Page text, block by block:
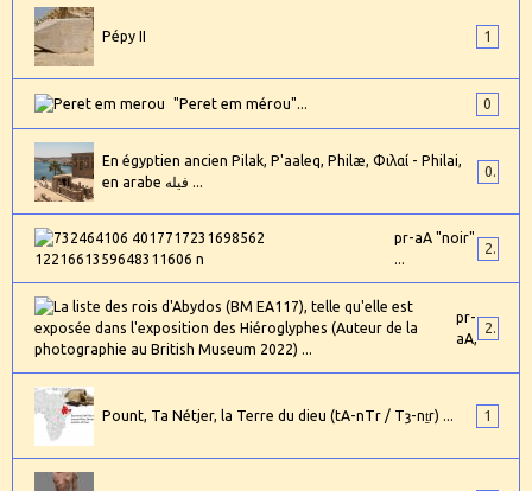
Pépy II 1
"Peret em mérou"... 0
En égyptien ancien Pilak, P'aaleq, Philæ, Φιλαί - Philai,
en arabe فيله ...
0
pr-aA "noir"
...
2
pr-
aA,
24
Pount, Ta Nétjer, la Terre du dieu (tA-nTr / Tȝ-nṯr) ... 1